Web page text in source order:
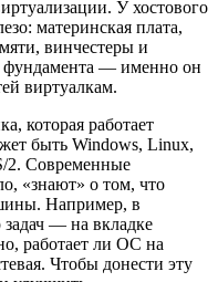
У хостового
материнская плата,
винчестеры и
фундамента — именно он
виртуалкам.
которая работает
быть Windows, Linux,
2. Современные
«знают» о том, что
Например, в
— на вкладке
работает ли ОС на
Чтобы донести эту